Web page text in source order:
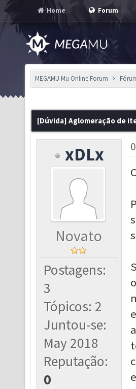
Home Forum
MEGAMU Mu Online Forum
[Dúvida] Aglomeração de
xDLx
Novato
Postagens:
3
Tópicos: 2
Juntou-se:
May 2018
Reputação:
0